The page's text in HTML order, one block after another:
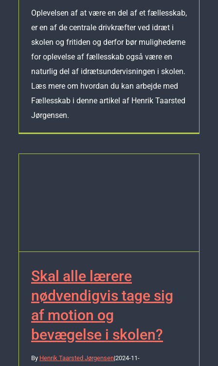
Oplevelsen af at være en del af et fællesskab,
er en af de centrale drivkræfter ved idræt i
skolen og fritiden og derfor bør mulighederne
for oplevelse af fællesskab også være en
naturlig del af idrætsundervisningen i skolen.
Læs mere om hvordan du kan arbejde med
Fællesskab i denne artikel af Henrik Taarsted
Jørgensen.
Skal alle lærere
nødvendigvis tage sig
af motion og
bevægelse i skolen?
By Henrik Taarsted Jørgensen|2024-11-